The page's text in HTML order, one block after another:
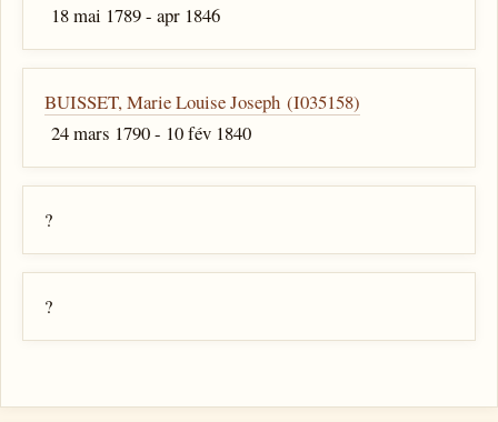
18 mai 1789 - apr 1846
BUISSET, Marie Louise Joseph (I035158)
24 mars 1790 - 10 fév 1840
?
?